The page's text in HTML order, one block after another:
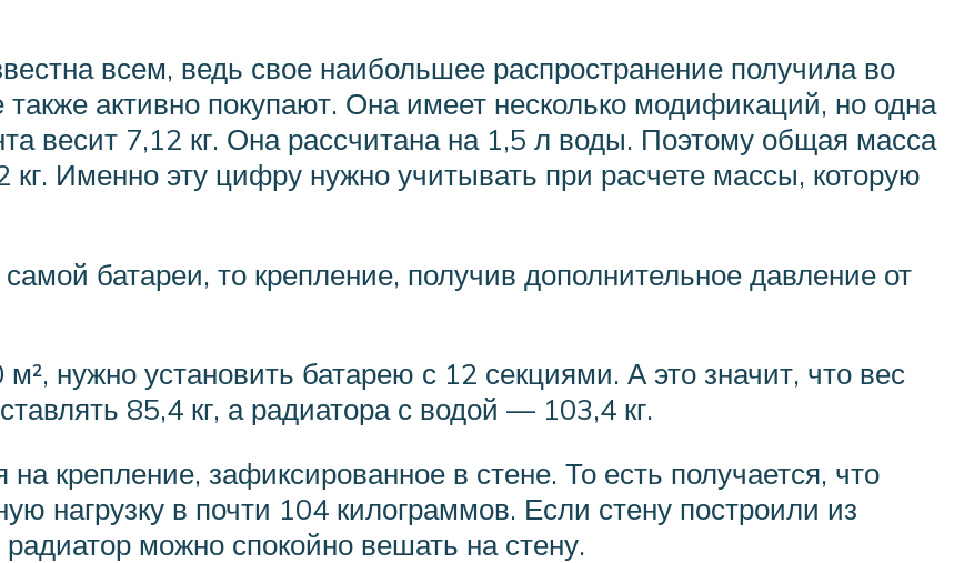
всем, ведь свое наибольшее распространение получила во
активно покупают. Она имеет несколько модификаций, но одна
весит 7,12 кг. Она рассчитана на 1,5 л воды. Поэтому общая масса
кг. Именно эту цифру нужно учитывать при расчете массы, которую
батареи, то крепление, получив дополнительное давление от
нужно установить батарею с 12 секциями. А это значит, что вес
85,4 кг, а радиатора с водой — 103,4 кг.
крепление, зафиксированное в стене. То есть получается, что
нагрузку в почти 104 килограммов. Если стену построили из
можно спокойно вешать на стену.